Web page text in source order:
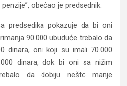
obećao je predsednik.
predsedika pokazuje da bi oni
90.000 ubuduće trebalo da
dinara, oni koji su imali 70.000
dinara, dok bi oni sa nižim
da dobiju nešto manje